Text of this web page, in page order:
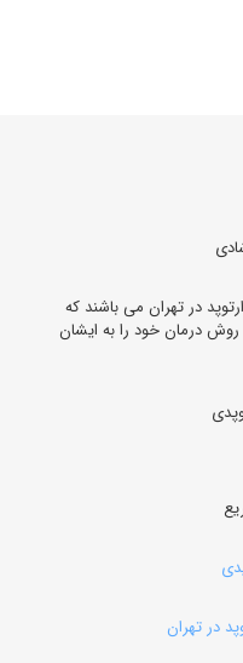
در تهران می باشند که
روش درمان خود را به ایشان
در تهران